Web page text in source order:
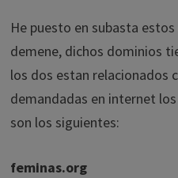
He puesto en subasta
demene, dichos dominios
los dos estan relacionados
demandadas en internet
son los siguientes:
feminas.org